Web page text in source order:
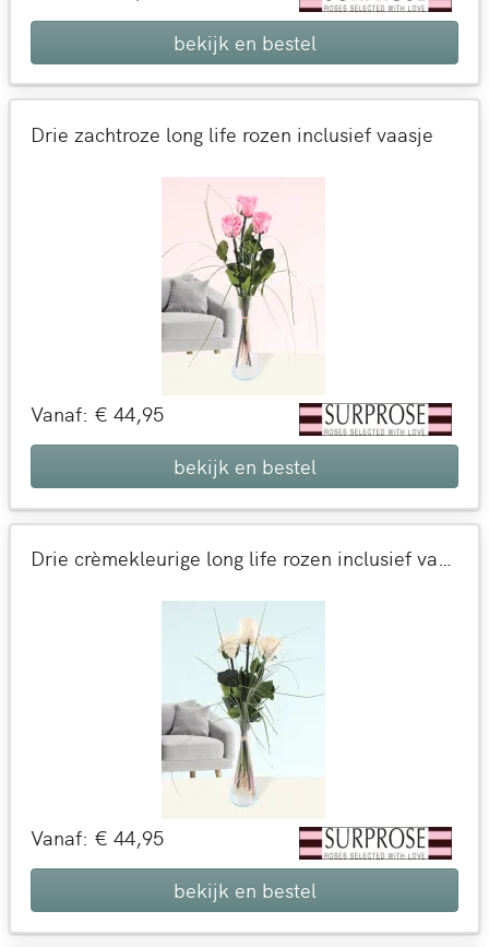
bekijk en bestel
Drie zachtroze long life rozen inclusief vaasje
Vanaf: € 44,95
bekijk en bestel
Drie crèmekleurige long life rozen inclusief vaasje
Vanaf: € 44,95
bekijk en bestel